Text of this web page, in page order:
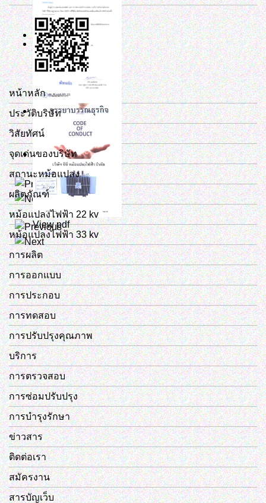
View pdf
View pdf
หน้าหลัก
ประวัติบริษัท
วิสัยทัศน์
จุดเด่นของบริษัท
สถานะหม้อแปลง
ผลิตภัณฑ์
หม้อแปลงไฟฟ้า 22 kv
หม้อแปลงไฟฟ้า 33 kv
การผลิต
การออกแบบ
การประกอบ
การทดสอบ
การปรับปรุงคุณภาพ
บริการ
การตรวจสอบ
การซ่อมปรับปรุง
การบำรุงรักษา
ข่าวสาร
ติดต่อเรา
สมัครงาน
สารบัญเว็บ